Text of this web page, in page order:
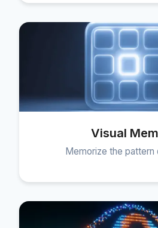
Visual
Memorize the pattern